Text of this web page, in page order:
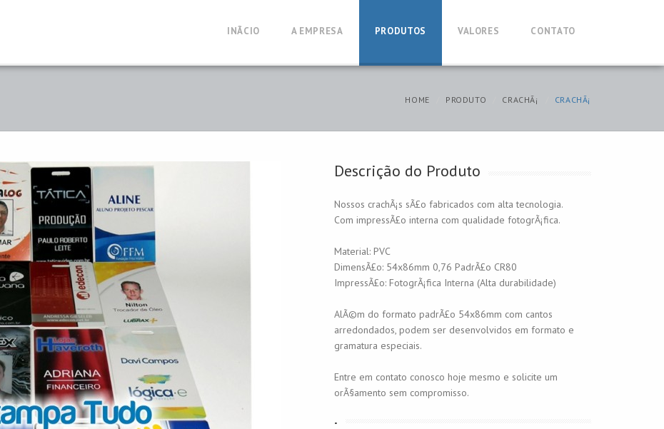
INÃ­CIO A EMPRESA PRODUTOS VALORES CONTATO
HOME PRODUTO CRACHÃ¡ CRACHÃ¡
Descrição do Produto
Nossos crachÃ¡s sÃ£o fabricados com alta tecnologia.
Com impressÃ£o interna com qualidade fotogrÃ¡fica.
Material: PVC
DimensÃ£o: 54x86mm 0,76 PadrÃ£o CR80
ImpressÃ£o: FotogrÃ¡fica Interna (Alta durabilidade)
AlÃ©m do formato padrÃ£o 54x86mm com cantos
arredondados, podem ser desenvolvidos em formato e
gramatura especiais.
Entre em contato conosco hoje mesmo e solicite um
orÃ§amento sem compromisso.
.